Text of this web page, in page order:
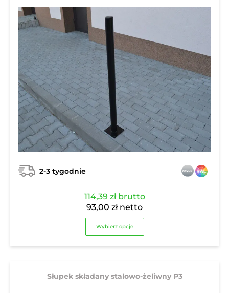
2-3 tygodnie
114,39 złbrutto
93,00 złnetto
Wybierz opcje
Słupek składany stalowo-żeliwny P3